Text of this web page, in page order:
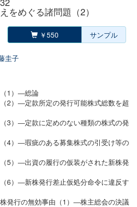
をめぐる諸問題（2）
￥550 サンプル
圭子
1）―総論
2）―定款所定の発行可能株式総数を超
3）―定款に定めのない種類の株式の発
4）―瑕疵のある募集株式の引受け等の
5）―出資の履行の仮装がされた新株発
6）―新株発行差止仮処分命令に違反す
発行の無効事由（1）―株主総会の決議